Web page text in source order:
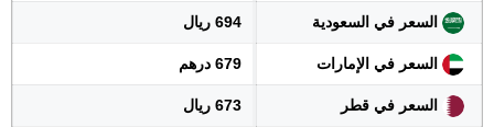
السعر في السعودية 694 ريال
السعر في الإمارات 679 درهم
السعر في قطر 673 ريال